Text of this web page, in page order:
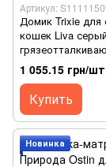
Артикул:
Домик Trixie для
кошек Liva серый
40х24х47 см
1 055.15 грн/шт
Купить
Новинка